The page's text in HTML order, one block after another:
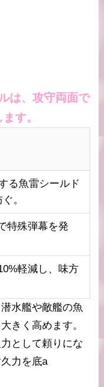
は、攻守両面で
す。
る魚雷シールド
。
特殊弾幕を発
軽減し、味方
水艦や敵艦の魚
きく高めます。
として頼りにな
力を底a